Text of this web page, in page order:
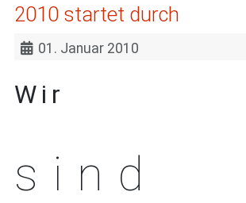
2010 startet durch
01. Januar 2010
Wir
sind